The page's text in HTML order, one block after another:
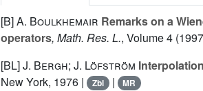
[B]A. Boulkhemair Remarks on a
operators, Math. Res. L., Volume 4
[BL]J. Bergh; J. Löfström
New York, 1976 |
Zbl | MR